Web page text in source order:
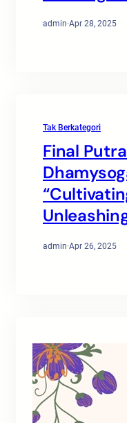
admin·Apr 28, 2025
Tak Berkategori
Final
admin·Apr 26, 2025